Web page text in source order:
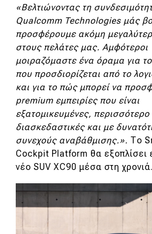
«Βελτιώνοντας τη
Qualcomm Technologies μάς
προσφέρουμε ακόμη
στους πελάτες μας. Αμφότεροι
μοιραζόμαστε ένα όραμα για
που προσδιορίζεται από το
και για το πώς μπορεί να
premium εμπειρίες που είναι
εξατομικευμένες, περισσότερο
διασκεδαστικές και με
συνεχούς αναβάθμισης.». Το
Cockpit Platform θα εξοπλίσει
νέο SUV XC90 μέσα στη χρονιά.